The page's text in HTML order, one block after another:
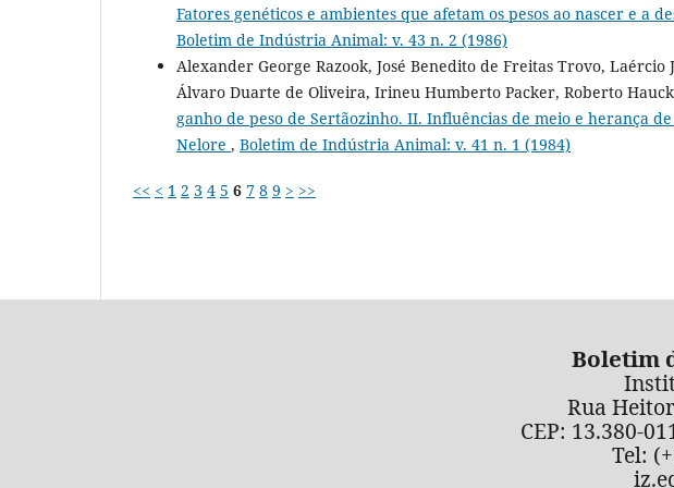
Fatores genéticos e ambientes que afetam os pesos ao nascer e a
Boletim de Indústria Animal: v. 43 n. 2 (1986)
Alexander George Razook, José Benedito de Freitas Trovo, Laércio
Álvaro Duarte de Oliveira, Irineu Humberto Packer, Roberto
ganho de peso de Sertãozinho. II. Influências de meio e herança
Nelore , Boletim de Indústria Animal: v. 41 n. 1 (1984)
<< < 1 2 3 4 5 6 7 8 9 > >>
Boletim
Rua
CEP: 13.380-
Tel: